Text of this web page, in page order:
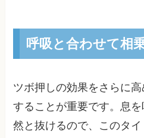
呼吸と合わせて相
ツボ押しの効果をさらに
することが重要です。息
然と抜けるので、このタ